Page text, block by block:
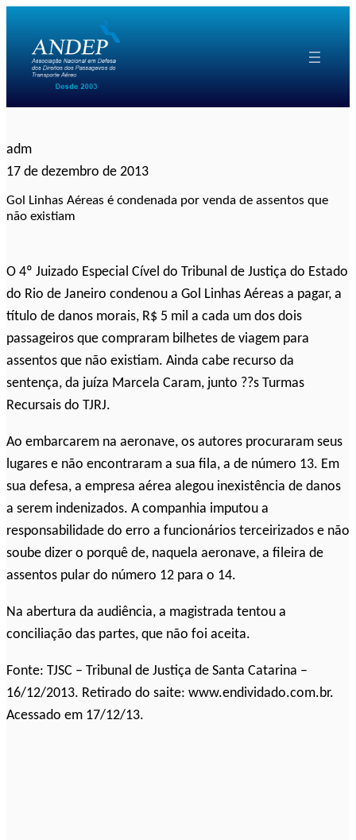
conteúdo
adm
17 de dezembro de 2013
Gol Linhas Aéreas é condenada por venda de assentos que
não existiam
O 4º Juizado Especial Cível do Tribunal de Justiça do Estado
do Rio de Janeiro condenou a Gol Linhas Aéreas a pagar, a
título de danos morais, R$ 5 mil a cada um dos dois
passageiros que compraram bilhetes de viagem para
assentos que não existiam. Ainda cabe recurso da
sentença, da juíza Marcela Caram, junto ??s Turmas
Recursais do TJRJ.
Ao embarcarem na aeronave, os autores procuraram seus
lugares e não encontraram a sua fila, a de número 13. Em
sua defesa, a empresa aérea alegou inexistência de danos
a serem indenizados. A companhia imputou a
responsabilidade do erro a funcionários terceirizados e não
soube dizer o porquê de, naquela aeronave, a fileira de
assentos pular do número 12 para o 14.
Na abertura da audiência, a magistrada tentou a
conciliação das partes, que não foi aceita.
Fonte: TJSC – Tribunal de Justiça de Santa Catarina –
16/12/2013. Retirado do saite: www.endividado.com.br.
Acessado em 17/12/13.